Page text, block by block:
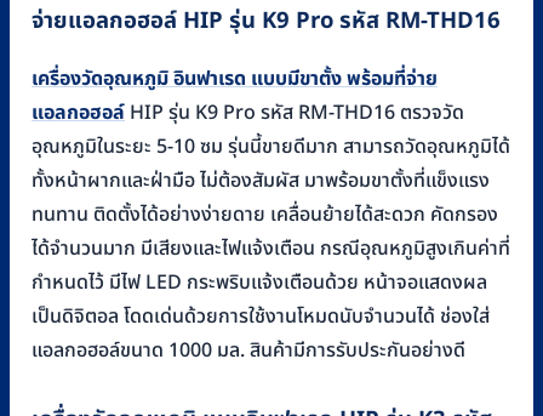
จ่ายแอลกอฮอล์ HIP รุ่น K9 Pro รหัส RM-THD16
เครื่องวัดอุณหภูมิ อินฟาเรด แบบมีขาตั้ง พร้อมที่จ่าย
แอลกอฮอล์ HIP รุ่น K9 Pro รหัส RM-THD16 ตรวจวัด
อุณหภูมิในระยะ 5-10 ซม รุ่นนี้ขายดีมาก สามารถวัดอุณหภูมิได้
ทั้งหน้าผากและฝ่ามือ ไม่ต้องสัมผัส มาพร้อมขาตั้งที่แข็งแรง
ทนทาน ติดตั้งได้อย่างง่ายดาย เคลื่อนย้ายได้สะดวก คัดกรอง
ได้จำนวนมาก มีเสียงและไฟแจ้งเตือน กรณีอุณหภูมิสูงเกินค่าที่
กำหนดไว้ มีไฟ LED กระพริบแจ้งเตือนด้วย หน้าจอแสดงผล
เป็นดิจิตอล โดดเด่นด้วยการใช้งานโหมดนับจำนวนได้ ช่องใส่
แอลกอฮอล์ขนาด 1000 มล. สินค้ามีการรับประกันอย่างดี